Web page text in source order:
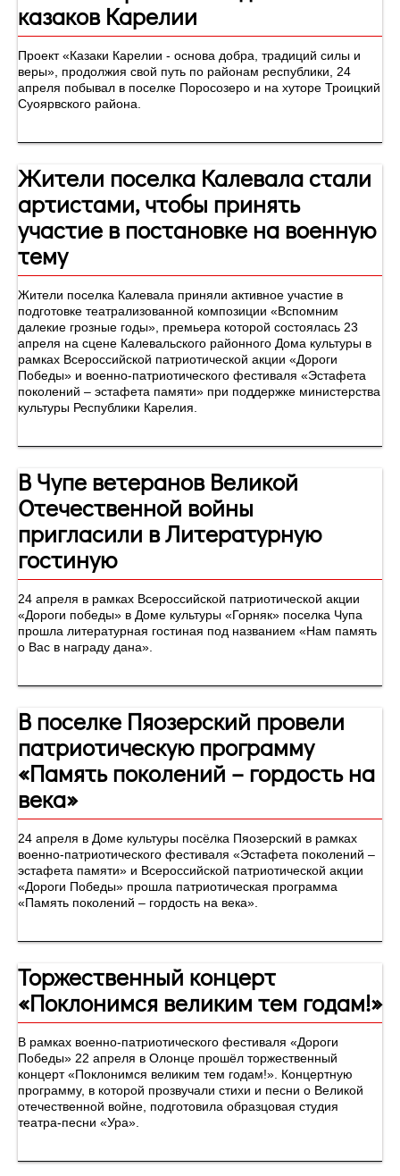
казаков Карелии
Проект «Казаки Карелии - основа добра, традиций силы и
веры», продолжия свой путь по районам республики, 24
апреля побывал в поселке Поросозеро и на хуторе Троицкий
Суоярвского района.
Жители поселка Калевала стали
артистами, чтобы принять
участие в постановке на военную
тему
Жители поселка Калевала приняли активное участие в
подготовке театрализованной композиции «Вспомним
далекие грозные годы», премьера которой состоялась 23
апреля на сцене Калевальского районного Дома культуры в
рамках Всероссийской патриотической акции «Дороги
Победы» и военно-патриотического фестиваля «Эстафета
поколений – эстафета памяти» при поддержке министерства
культуры Республики Карелия.
В Чупе ветеранов Великой
Отечественной войны
пригласили в Литературную
гостиную
24 апреля в рамках Всероссийской патриотической акции
«Дороги победы» в Доме культуры «Горняк» поселка Чупа
прошла литературная гостиная под названием «Нам память
о Вас в награду дана».
В поселке Пяозерский провели
патриотическую программу
«Память поколений – гордость на
века»
24 апреля в Доме культуры посёлка Пяозерский в рамках
военно-патриотического фестиваля «Эстафета поколений –
эстафета памяти» и Всероссийской патриотической акции
«Дороги Победы» прошла патриотическая программа
«Память поколений – гордость на века».
Торжественный концерт
«Поклонимся великим тем годам!»
В рамках военно-патриотического фестиваля «Дороги
Победы» 22 апреля в Олонце прошёл торжественный
концерт «Поклонимся великим тем годам!». Концертную
программу, в которой прозвучали стихи и песни о Великой
отечественной войне, подготовила образцовая студия
театра-песни «Ура».